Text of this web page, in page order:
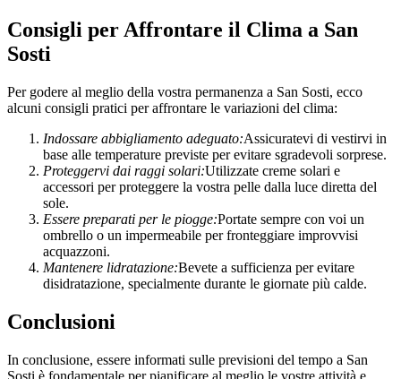
Consigli per Affrontare il Clima a San
Sosti
Per godere al meglio della vostra permanenza a San Sosti, ecco
alcuni consigli pratici per affrontare le variazioni del clima:
Indossare abbigliamento adeguato:Assicuratevi di vestirvi in
base alle temperature previste per evitare sgradevoli sorprese.
Proteggervi dai raggi solari:Utilizzate creme solari e
accessori per proteggere la vostra pelle dalla luce diretta del
sole.
Essere preparati per le piogge:Portate sempre con voi un
ombrello o un impermeabile per fronteggiare improvvisi
acquazzoni.
Mantenere lidratazione:Bevete a sufficienza per evitare
disidratazione, specialmente durante le giornate più calde.
Conclusioni
In conclusione, essere informati sulle previsioni del tempo a San
Sosti è fondamentale per pianificare al meglio le vostre attività e